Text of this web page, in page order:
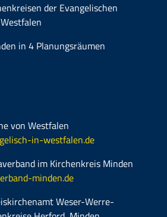
der Evangelischen
in 4 Planungsräumen
von Westfalen
in-westfalen.de
im Kirchenkreis Minden
minden.de
Weser-Werre-